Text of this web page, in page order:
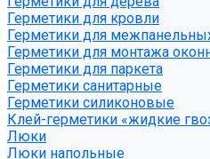
Герметики для кровли
Герметики для
Герметики для монтажа
Герметики для паркета
Герметики санитарные
Герметики силиконовые
Клей-герметики «жидкие
Люки
Люки напольные